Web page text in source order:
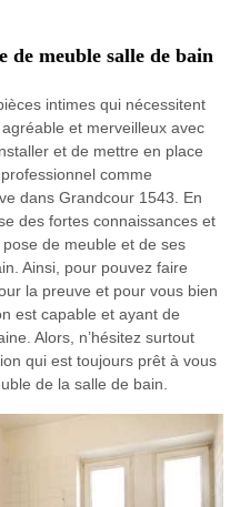
de meuble salle de bain
intimes qui nécessitent
et merveilleux avec
et de mettre en place
comme
dans Grandcour 1543. En
des fortes connaissances et
de meuble et de ses
Ainsi, pour pouvez faire
la preuve et pour vous bien
est capable et ayant de
Alors, n’hésitez surtout
qui est toujours prêt à vous
de la salle de bain.